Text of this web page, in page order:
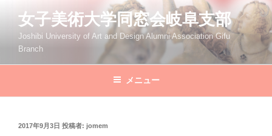
ツ
女子美術大学同窓会岐阜支部
Joshibi University of Art and Design Alumni Association Gifu
Branch
メニュー
投
2017年9月3日 投稿者: jomem